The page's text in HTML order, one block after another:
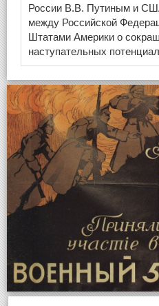
России В.В. Путиным и
между Российской
Штатами Америки о
наступательных